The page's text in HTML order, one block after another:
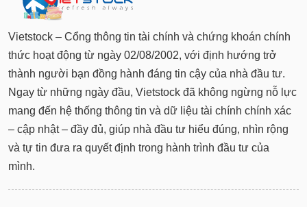
Vietstock – Cổng thông tin tài chính và chứng khoán chính
thức hoạt động từ ngày 02/08/2002, với định hướng trở
thành người bạn đồng hành đáng tin cậy của nhà đầu tư.
Ngay từ những ngày đầu, Vietstock đã không ngừng nỗ lực
mang đến hệ thống thông tin và dữ liệu tài chính chính xác
– cập nhật – đầy đủ, giúp nhà đầu tư hiểu đúng, nhìn rộng
và tự tin đưa ra quyết định trong hành trình đầu tư của
mình.